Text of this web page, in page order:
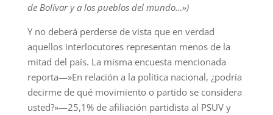
de Bolívar y a los pueblos del mundo…»)
Y no deberá perderse de vista que en verdad
aquellos interlocutores representan menos de la
mitad del país. La misma encuesta mencionada
reporta—»En relación a la política nacional, ¿podría
decirme de qué movimiento o partido se considera
usted?»—25,1% de afiliación partidista al PSUV y